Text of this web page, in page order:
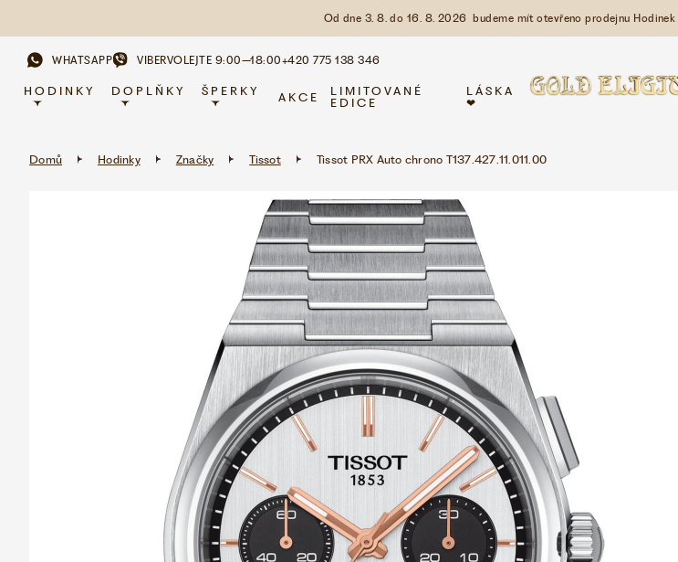
Od dne 3. 8. do 16. 8. 2026 budeme mít otevřeno prodejnu
WHATSAPP VIBERVOLEJTE 9:00–18:00+420 775 138 346
HODINKY DOPLŇKY ŠPERKY AKCE
LIMITOVANÉ
EDICE
LÁSKA
❤
Domů Hodinky Značky Tissot Tissot PRX Auto chrono T137.427.11.011.00